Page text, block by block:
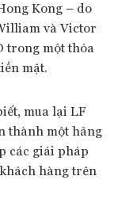
Kong – do
và Victor
trong một thỏa
mặt.
mua lại LF
thành một hãng
các giải pháp
hàng trên